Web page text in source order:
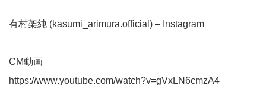
有村架純 (kasumi_arimura.official) – Instagram
CM動画
https://www.youtube.com/watch?v=gVxLN6cmzA4